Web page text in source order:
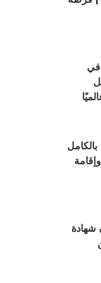
منحة جامعة أكسفورد 2026 في
شهادة